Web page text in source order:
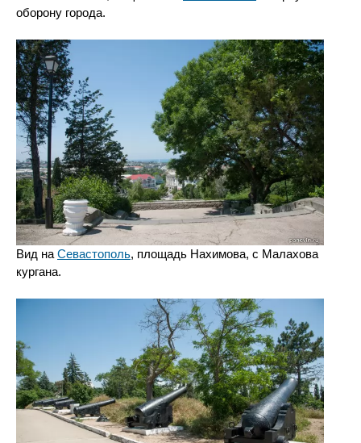
оборону города.
Вид на Севастополь, площадь Нахимова, с Малахова
кургана.